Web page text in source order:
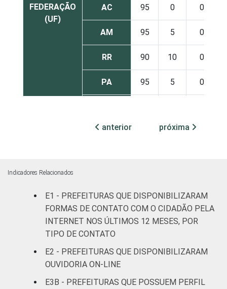
FEDERAÇÃO
(UF)
AC 95 0 0
AM 95 5 0
RR 90 10 0
PA 95 5 0
TO 3
CE 97 3 0
RN
PB 96 3 1
PE 98 2 0
anterior próxima
Indicadores Relacionados
E1 - PREFEITURAS QUE DISPONIBILIZARAM
FORMAS DE CONTATO COM O CIDADÃO PELA
INTERNET NOS ÚLTIMOS 12 MESES, POR
TIPO DE CONTATO
E2 - PREFEITURAS QUE DISPONIBILIZARAM
OUVIDORIA ON-LINE
E3B - PREFEITURAS QUE POSSUEM PERFIL